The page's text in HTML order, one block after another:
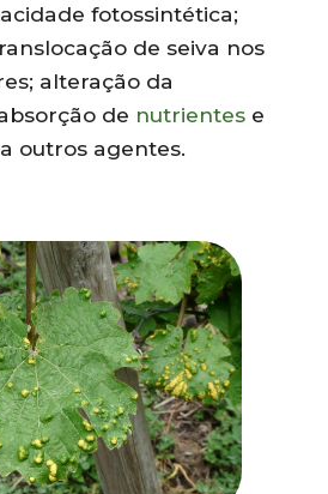
fotossintética;
de seiva nos
alteração da
de nutrientes e
outros agentes.